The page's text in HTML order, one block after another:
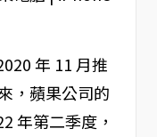
年 11 月推
，蘋果公司的
年第二季度，